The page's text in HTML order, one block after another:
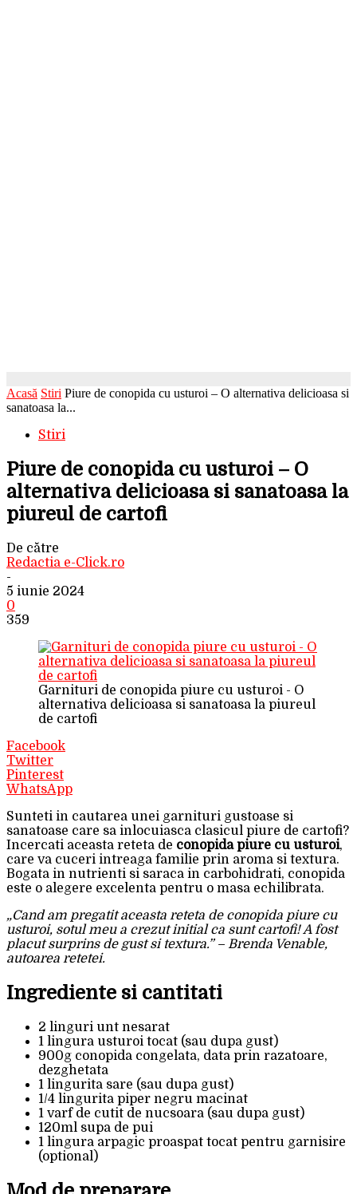
Acasă Stiri Piure de conopida cu usturoi – O alternativa delicioasa si
sanatoasa la...
Stiri
Piure de conopida cu usturoi – O
alternativa delicioasa si sanatoasa la
piureul de cartofi
De către
Redactia e-Click.ro
-
5 iunie 2024
0
359
Garnituri de conopida piure cu usturoi - O
alternativa delicioasa si sanatoasa la piureul
de cartofi
Facebook
Twitter
Pinterest
WhatsApp
Sunteti in cautarea unei garnituri gustoase si
sanatoase care sa inlocuiasca clasicul piure de cartofi?
Incercati aceasta reteta de conopida piure cu usturoi,
care va cuceri intreaga familie prin aroma si textura.
Bogata in nutrienti si saraca in carbohidrati, conopida
este o alegere excelenta pentru o masa echilibrata.
„Cand am pregatit aceasta reteta de conopida piure cu
usturoi, sotul meu a crezut initial ca sunt cartofi! A fost
placut surprins de gust si textura.” – Brenda Venable,
autoarea retetei.
Ingrediente si cantitati
2 linguri unt nesarat
1 lingura usturoi tocat (sau dupa gust)
900g conopida congelata, data prin razatoare,
dezghetata
1 lingurita sare (sau dupa gust)
1/4 lingurita piper negru macinat
1 varf de cutit de nucsoara (sau dupa gust)
120ml supa de pui
1 lingura arpagic proaspat tocat pentru garnisire
(optional)